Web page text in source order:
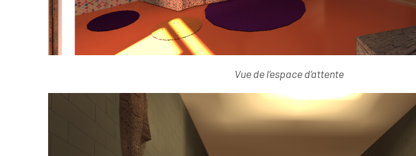
Vue de l’espace d’attente